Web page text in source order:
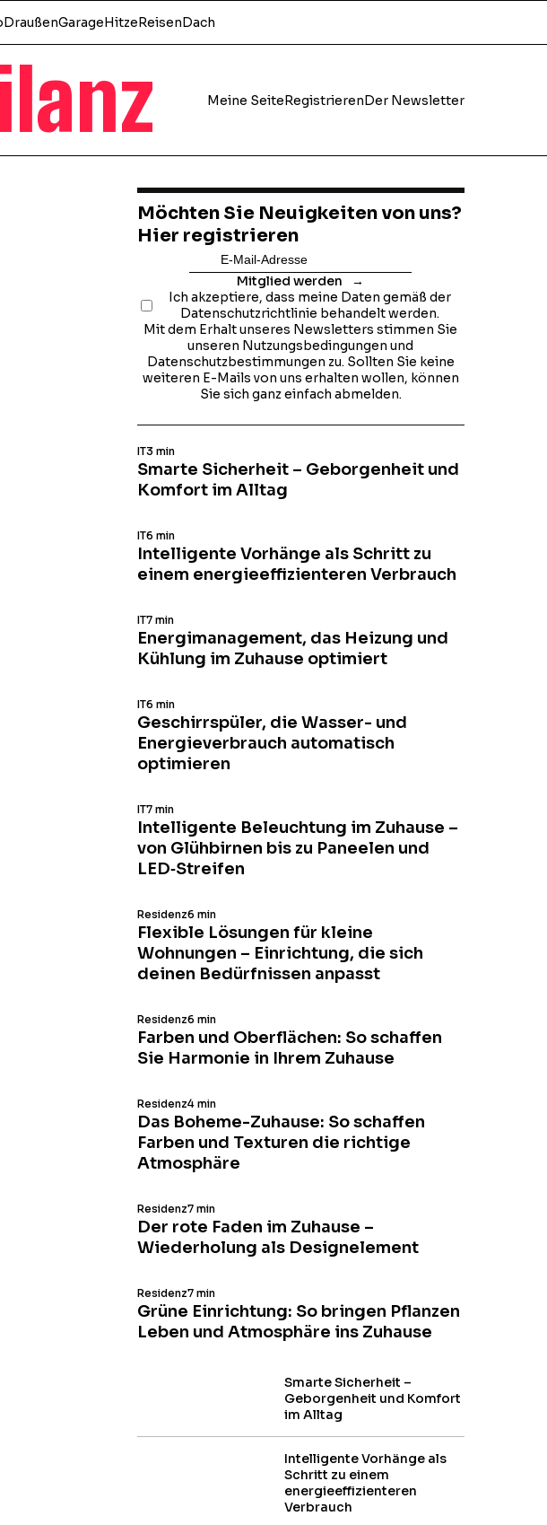
Meine SeiteRegistrierenDer Newsletter
DraußenGarageHitzeReisenDach
Möchten Sie Neuigkeiten von uns?
Hier registrieren
Mitglied werden
Ich akzeptiere, dass meine Daten gemäß der
Datenschutzrichtlinie behandelt werden.
Mit dem Erhalt unseres Newsletters stimmen Sie
unseren Nutzungsbedingungen und
Datenschutzbestimmungen zu. Sollten Sie keine
weiteren E-Mails von uns erhalten wollen, können
Sie sich ganz einfach abmelden.
Smarte Sicherheit – Geborgenheit und
Komfort im Alltag
IT3 min
Intelligente Vorhänge als Schritt zu
einem energieeffizienteren Verbrauch
IT6 min
Energi­management, das Heizung und
Kühlung im Zuhause optimiert
IT7 min
Geschirrspüler, die Wasser- und
Energieverbrauch automatisch
optimieren
IT6 min
Intelligente Beleuchtung im Zuhause –
von Glühbirnen bis zu Paneelen und
LED‑Streifen
IT7 min
Flexible Lösungen für kleine
Wohnungen – Einrichtung, die sich
deinen Bedürfnissen anpasst
Residenz6 min
Farben und Oberflächen: So schaffen
Sie Harmonie in Ihrem Zuhause
Residenz6 min
Das Boheme-Zuhause: So schaffen
Farben und Texturen die richtige
Atmosphäre
Residenz4 min
Der rote Faden im Zuhause –
Wiederholung als Designelement
Residenz7 min
Grüne Einrichtung: So bringen Pflanzen
Leben und Atmosphäre ins Zuhause
Residenz7 min
Smarte Sicherheit –
Geborgenheit und Komfort
im Alltag
Intelligente Vorhänge als
Schritt zu einem
energieeffizienteren
Verbrauch